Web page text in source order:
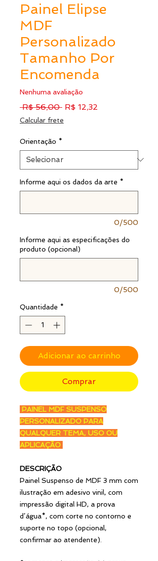
Painel Elipse
MDF
Personalizado
Tamanho Por
Encomenda
Nenhuma avaliação
R$ 56,00 Preço
R$ 12,32
Calcular frete
Orientação *
Informe aqui os dados da arte *
0/500
Informe aqui as especificações do
produto (opcional)
0/500
Quantidade *
Adicionar ao carrinho
Comprar
PAINEL MDF SUSPENSO
PERSONALIZADO PARA
QUALQUER TEMA, USO OU
APLICAÇÃO
DESCRIÇÃO
Painel Suspenso de MDF 3 mm com
ilustração em adesivo vinil, com
impressão digital HD, a prova
d’água*, com corte no contorno e
suporte no topo (opcional,
confirmar ao atendente).